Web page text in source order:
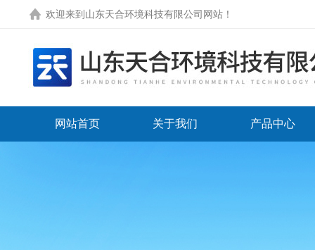
欢迎来到 山东天合环境科技有限公司网站 ！
网站首页 关于我们 产品中心